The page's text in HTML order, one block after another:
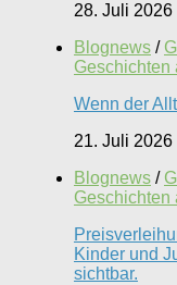
28. Juli 2026
Blognews /
Geschichten
Wenn der
21. Juli 2026
Blognews /
Geschichten
Kinder und
sichtbar.